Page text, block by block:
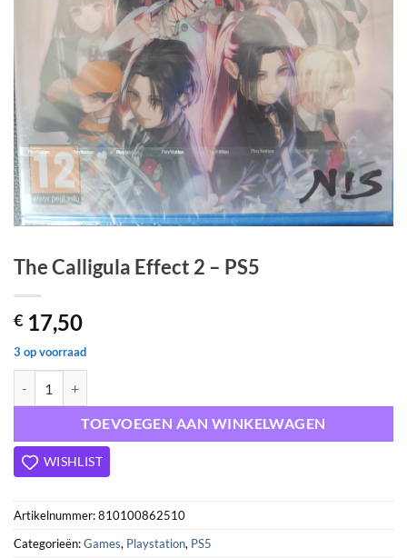
The Calligula Effect 2 – PS5
€ 17,50
3 op voorraad
TOEVOEGEN AAN WINKELWAGEN
WISHLIST
Artikelnummer:810100862510
Categorieën:Games, Playstation, PS5